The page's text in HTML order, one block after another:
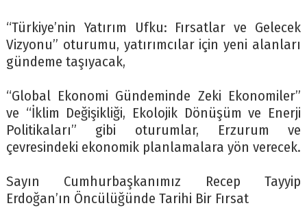
“Türkiye’nin Yatırım Ufku: Fırsatlar ve Gelecek
Vizyonu” oturumu, yatırımcılar için yeni alanları
gündeme taşıyacak,
“Global Ekonomi Gündeminde Zeki Ekonomiler”
ve “İklim Değişikliği, Ekolojik Dönüşüm ve Enerji
Politikaları” gibi oturumlar, Erzurum ve
çevresindeki ekonomik planlamalara yön verecek.
Sayın Cumhurbaşkanımız Recep Tayyip
Erdoğan’ın Öncülüğünde Tarihi Bir Fırsat